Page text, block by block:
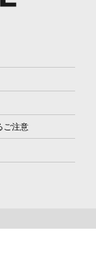
ご注意